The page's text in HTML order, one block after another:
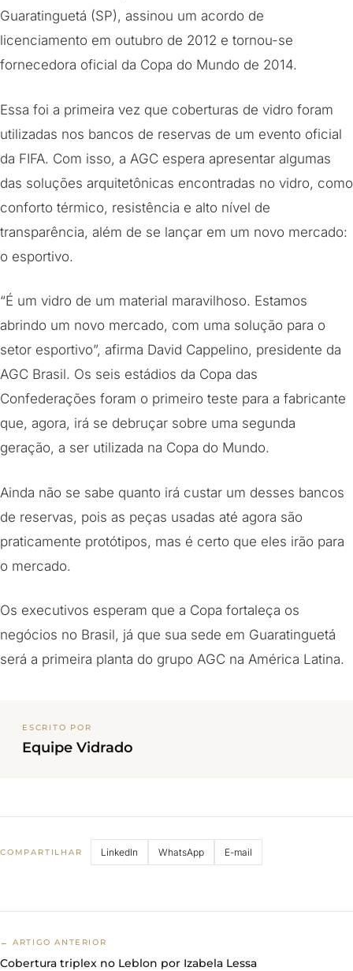
Guaratinguetá (SP), assinou um acordo de
licenciamento em outubro de 2012 e tornou-se
fornecedora oficial da Copa do Mundo de 2014.
Essa foi a primeira vez que coberturas de vidro foram
utilizadas nos bancos de reservas de um evento oficial
da FIFA. Com isso, a AGC espera apresentar algumas
das soluções arquitetônicas encontradas no vidro, como
conforto térmico, resistência e alto nível de
transparência, além de se lançar em um novo mercado:
o esportivo.
“É um vidro de um material maravilhoso. Estamos
abrindo um novo mercado, com uma solução para o
setor esportivo”, afirma David Cappelino, presidente da
AGC Brasil. Os seis estádios da Copa das
Confederações foram o primeiro teste para a fabricante
que, agora, irá se debruçar sobre uma segunda
geração, a ser utilizada na Copa do Mundo.
Ainda não se sabe quanto irá custar um desses bancos
de reservas, pois as peças usadas até agora são
praticamente protótipos, mas é certo que eles irão para
o mercado.
Os executivos esperam que a Copa fortaleça os
negócios no Brasil, já que sua sede em Guaratinguetá
será a primeira planta do grupo AGC na América Latina.
ESCRITO POR
Equipe Vidrado
COMPARTILHAR LinkedIn WhatsApp E-mail
← ARTIGO ANTERIOR
Cobertura triplex no Leblon por Izabela Lessa